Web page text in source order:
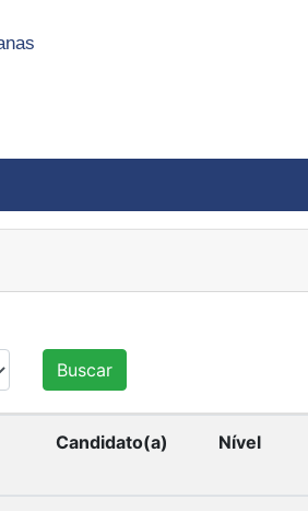
Buscar
Candidato(a) Nível